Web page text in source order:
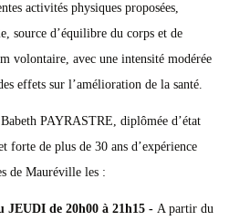
activités physiques proposées,
source d’équilibre du corps et de
volontaire, avec une intensité modérée
effets sur l’amélioration de la santé.
PAYRASTRE, diplômée d’état
forte de plus de 30 ans d’expérience
de Mauréville les :
JEUDI de 20h00 à 21h15 - A partir du